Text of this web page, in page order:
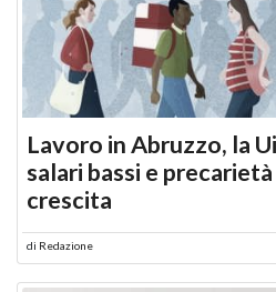
Lavoro in Abruzzo, la
salari bassi e
crescita
di Redazione